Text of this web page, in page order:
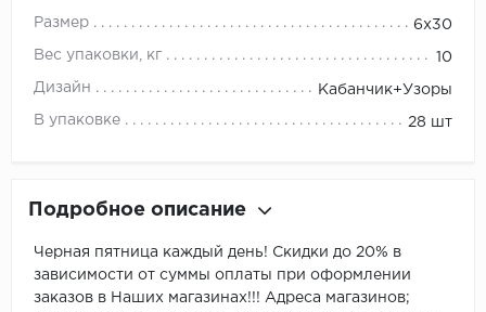
Размер 6х30
Вес упаковки, кг 10
Дизайн Кабанчик+Узоры
В упаковке 28 шт
Подробное описание
Черная пятница каждый день! Скидки до 20% в
зависимости от суммы оплаты при оформлении
заказов в Наших магазинах!!! Адреса магазинов;